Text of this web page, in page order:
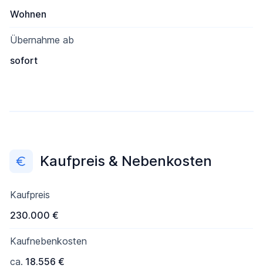
Wohnen
Übernahme ab
sofort
Kaufpreis & Nebenkosten
Kaufpreis
230.000 €
Kaufnebenkosten
ca. 18.556 €